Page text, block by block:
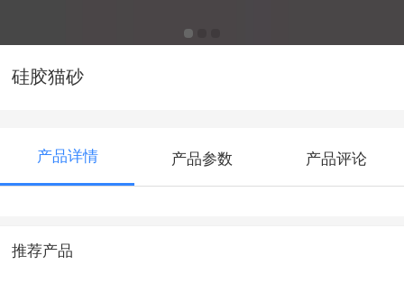
硅胶猫砂
产品详情 产品参数 产品评论
推荐产品